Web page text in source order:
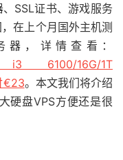
SSL证书、游戏服务
在上个月国外主机测
，详情查看：
6100/16G/1T
€23。本文我们将介绍
硬盘VPS方便还是很